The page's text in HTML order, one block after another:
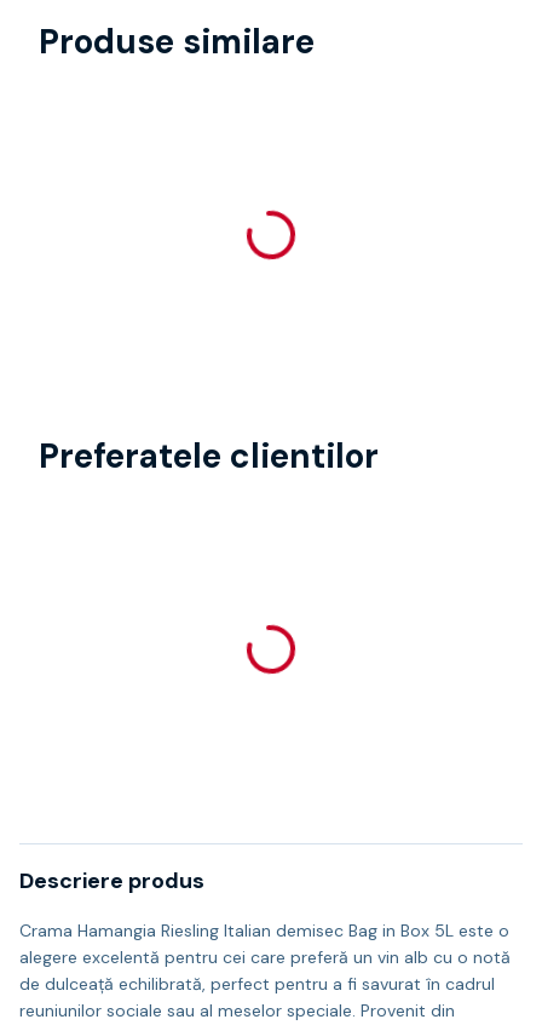
Produse similare
Preferatele clientilor
Descriere produs
Crama Hamangia Riesling Italian demisec Bag in Box 5L este o
alegere excelentă pentru cei care preferă un vin alb cu o notă
de dulceață echilibrată, perfect pentru a fi savurat în cadrul
reuniunilor sociale sau al meselor speciale. Provenit din